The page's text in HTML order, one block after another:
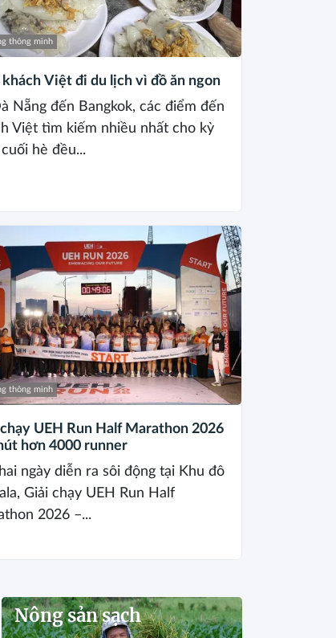
thông minh
khách Việt đi du lịch vì đồ ăn ngon
Nẵng đến Bangkok, các điểm đến
Việt tìm kiếm nhiều nhất cho kỳ
hè đều...
thông minh
UEH Run Half Marathon 2026
hơn 4000 runner
ngày diễn ra sôi động tại Khu đô
Giải chạy UEH Run Half
2026 –...
Nông sản sạch